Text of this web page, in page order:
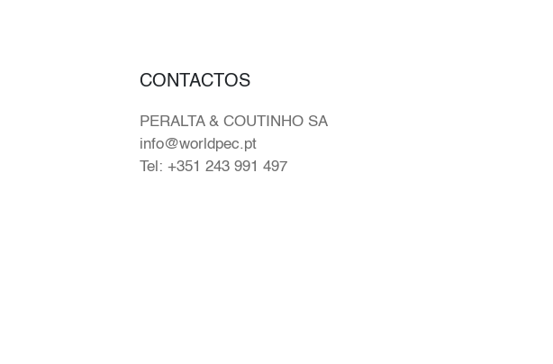
CONTACTOS
PERALTA & COUTINHO SA
info@worldpec.pt
Tel: +351 243 991 497